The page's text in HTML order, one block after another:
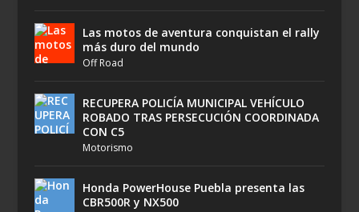
Las motos de aventura conquistan el rally
más duro del mundo
Off Road
RECUPERA POLICÍA MUNICIPAL VEHÍCULO
ROBADO TRAS PERSECUCIÓN COORDINADA
CON C5
Motorismo
Honda PowerHouse Puebla presenta las
CBR500R y NX500